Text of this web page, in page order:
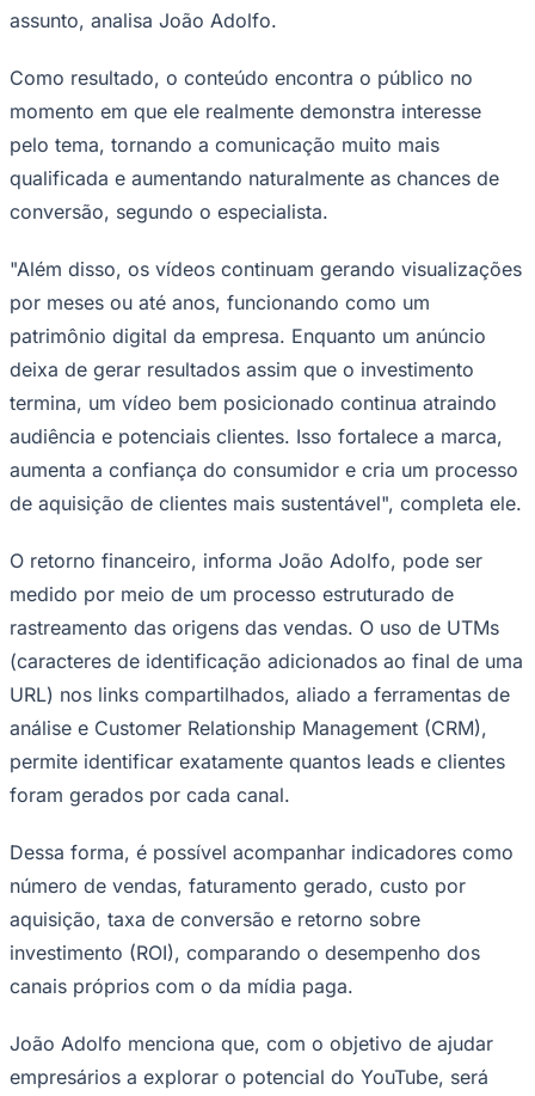
Santos
assunto, analisa João Adolfo.
Como resultado, o conteúdo encontra o público no
momento em que ele realmente demonstra interesse
pelo tema, tornando a comunicação muito mais
qualificada e aumentando naturalmente as chances de
conversão, segundo o especialista.
"Além disso, os vídeos continuam gerando visualizações
por meses ou até anos, funcionando como um
patrimônio digital da empresa. Enquanto um anúncio
deixa de gerar resultados assim que o investimento
termina, um vídeo bem posicionado continua atraindo
audiência e potenciais clientes. Isso fortalece a marca,
aumenta a confiança do consumidor e cria um processo
de aquisição de clientes mais sustentável", completa ele.
O retorno financeiro, informa João Adolfo, pode ser
medido por meio de um processo estruturado de
rastreamento das origens das vendas. O uso de UTMs
(caracteres de identificação adicionados ao final de uma
URL) nos links compartilhados, aliado a ferramentas de
análise e Customer Relationship Management (CRM),
permite identificar exatamente quantos leads e clientes
foram gerados por cada canal.
Dessa forma, é possível acompanhar indicadores como
número de vendas, faturamento gerado, custo por
aquisição, taxa de conversão e retorno sobre
investimento (ROI), comparando o desempenho dos
canais próprios com o da mídia paga.
João Adolfo menciona que, com o objetivo de ajudar
empresários a explorar o potencial do YouTube, será